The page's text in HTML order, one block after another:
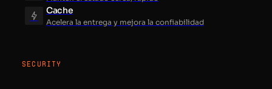
Cache
Acelera la entrega y mejora la confiabilidad
SECURITY